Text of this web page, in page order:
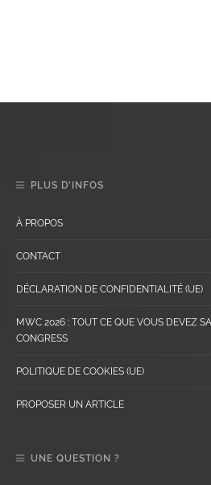
PLUS D’INFOS
À PROPOS
CONTACT
DÉCLARATION DE CONFIDENTIALITÉ (UE)
MWC 2026 : TOUT CE QUE VOUS DEVEZ
CONGRESS
POLITIQUE DE COOKIES (UE)
PROPOSER UN ARTICLE
UNE QUESTION ?